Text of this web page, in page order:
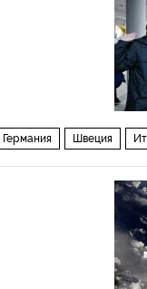
Германия Швеция
ЧМ 2018: нужен гол!